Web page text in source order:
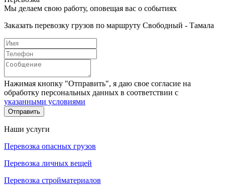
Мы делаем свою работу, оповещая вас о событиях
Заказать перевозку грузов по маршруту Свободный - Тамала
Нажимая кнопку "Отправить", я даю свое согласие на
обработку персональных данных в соответствии с
указанными условиями
Отправить
Наши услуги
Перевозка опасных грузов
Перевозка личных вещей
Перевозка стройматериалов